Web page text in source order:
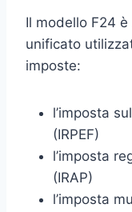
Il modello F24
unificato
imposte:
l’imposta
(IRPEF)
l’imposta
(IRAP)
l’imposta